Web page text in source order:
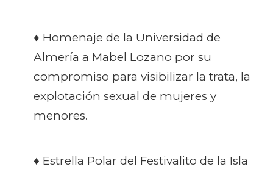
♦ Homenaje de la Universidad de
Almería a Mabel Lozano por su
compromiso para visibilizar la trata, la
explotación sexual de mujeres y
menores.
♦ Estrella Polar del Festivalito de la Isla